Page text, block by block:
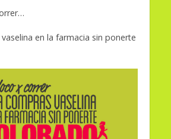
en la farmacia sin ponerte